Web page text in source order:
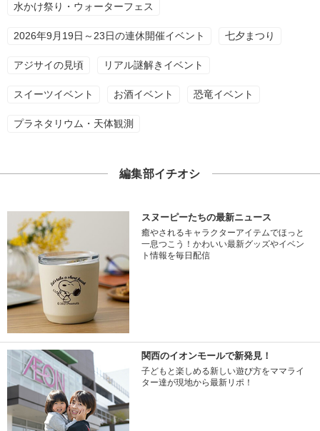
水かけ祭り・ウォーターフェス
2026年9月19日～23日の連休開催イベント 七夕まつり
アジサイの見頃 リアル謎解きイベント
スイーツイベント お酒イベント 恐竜イベント
プラネタリウム・天体観測
編集部イチオシ
スヌーピーたちの最新ニュース
癒やされるキャラクターアイテムでほっと
一息つこう！かわいい最新グッズやイベン
ト情報を毎日配信
関西のイオンモールで新発見！
子どもと楽しめる新しい遊び方をママライ
ター達が現地から最新リポ！